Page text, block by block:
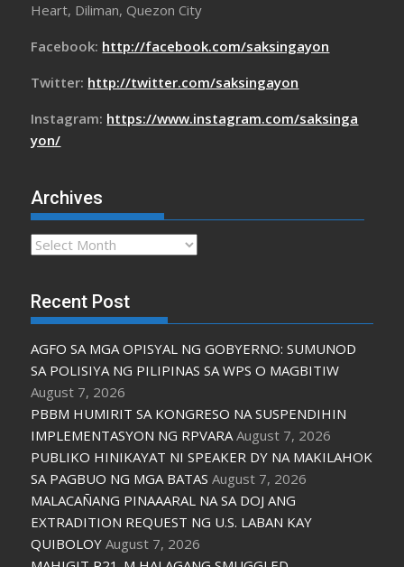
Heart, Diliman, Quezon City
Facebook: http://facebook.com/saksingayon
Twitter: http://twitter.com/saksingayon
Instagram: https://www.instagram.com/saksinga
yon/
Archives
Archives
Recent Post
AGFO SA MGA OPISYAL NG GOBYERNO: SUMUNOD
SA POLISIYA NG PILIPINAS SA WPS O MAGBITIW
August 7, 2026
PBBM HUMIRIT SA KONGRESO NA SUSPENDIHIN
IMPLEMENTASYON NG RPVARA August 7, 2026
PUBLIKO HINIKAYAT NI SPEAKER DY NA MAKILAHOK
SA PAGBUO NG MGA BATAS August 7, 2026
MALACAÑANG PINAAARAL NA SA DOJ ANG
EXTRADITION REQUEST NG U.S. LABAN KAY
QUIBOLOY August 7, 2026